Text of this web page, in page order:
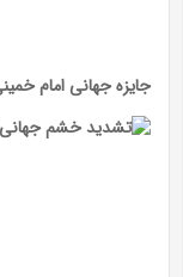
جایزه جهانی امام